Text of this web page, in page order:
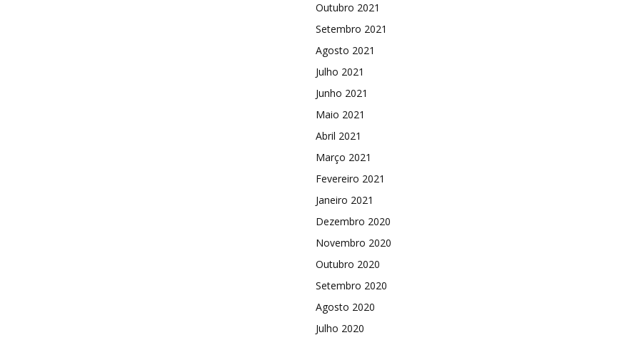
Outubro 2021
Setembro 2021
Agosto 2021
Julho 2021
Junho 2021
Maio 2021
Abril 2021
Março 2021
Fevereiro 2021
Janeiro 2021
Dezembro 2020
Novembro 2020
Outubro 2020
Setembro 2020
Agosto 2020
Julho 2020